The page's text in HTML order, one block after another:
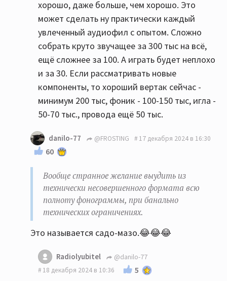
хорошо, даже больше, чем хорошо. Это
может сделать ну практически каждый
увлеченный аудиофил с опытом. Сложно
собрать круто звучащее за 300 тыс на всё,
ещё сложнее за 100. А играть будет неплохо
и за 30. Если рассматривать новые
компоненты, то хороший вертак сейчас -
минимум 200 тыс, фоник - 100-150 тыс, игла -
50-70 тыс., провода ещё 50 тыс.
danilo-77 @FROSTING 17 декабря 2024 в 16:30
60
Вообще странное желание выудить из
технически несовершенного формата всю
полноту фонограммы, при банально
технических ограничениях.
Это называется садо-мазо.😂😂😂
Radiolyubitel
@danilo-77
18 декабря 2024 в 10:36
5